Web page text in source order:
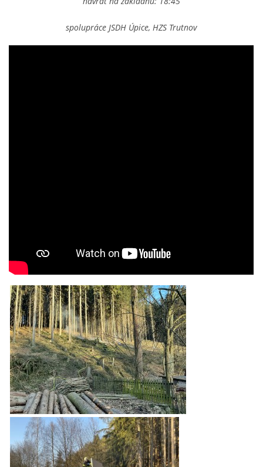
spolupráce JSDH Úpice, HZS Trutnov